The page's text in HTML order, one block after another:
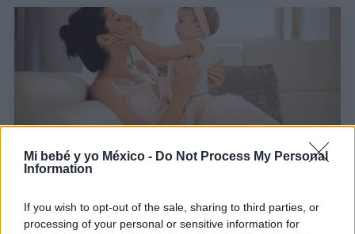
Mi bebé y yo México - Do Not Process My Personal
Information
If you wish to opt-out of the sale, sharing to third parties, or
processing of your personal or sensitive information for
lenguaje y un tono "infantilizados"?